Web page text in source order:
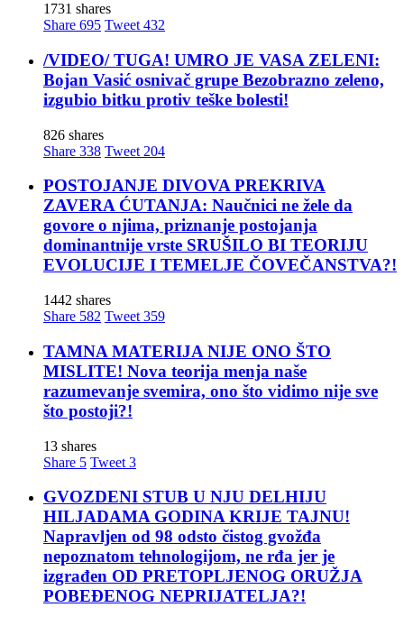
1731 shares
Share 695 Tweet 432
/VIDEO/ TUGA! UMRO JE VASA ZELENI:
Bojan Vasić osnivač grupe Bezobrazno zeleno,
izgubio bitku protiv teške bolesti!
826 shares
Share 338 Tweet 204
POSTOJANJE DIVOVA PREKRIVA
ZAVERA ĆUTANJA: Naučnici ne žele da
govore o njima, priznanje postojanja
dominantnije vrste SRUŠILO BI TEORIJU
EVOLUCIJE I TEMELJE ČOVEČANSTVA?!
1442 shares
Share 582 Tweet 359
TAMNA MATERIJA NIJE ONO ŠTO
MISLITE! Nova teorija menja naše
razumevanje svemira, ono što vidimo nije sve
što postoji?!
13 shares
Share 5 Tweet 3
GVOZDENI STUB U NJU DELHIJU
HILJADAMA GODINA KRIJE TAJNU!
Napravljen od 98 odsto čistog gvožđa
nepoznatom tehnologijom, ne rđa jer je
izgrađen OD PRETOPLJENOG ORUŽJA
POBEĐENOG NEPRIJATELJA?!